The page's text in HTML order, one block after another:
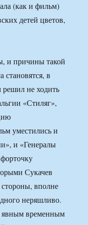
(как и фильм)
детей цветов,
и причины такой
становятся, в
не ходить
«Стиляг»,
уместились и
и «Генералы
Сукачев
вполне
неряшливо.
явным временным